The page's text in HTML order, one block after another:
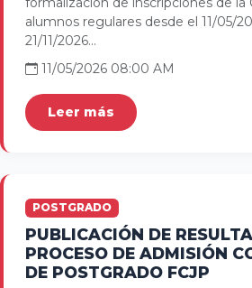
alumnos regulares desde el 11/05/
21/11/2026...
11/05/2026 08:00 AM
Leer más
POSTGRADO
PUBLICACIÓN DE
PROCESO DE ADMISIÓN
DE POSTGRADO FCJP